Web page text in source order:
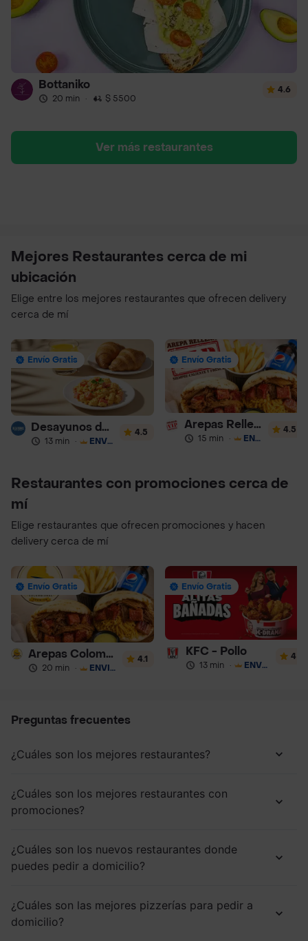
Bottaniko
20 min · $ 5500
4.6
Ver más restaurantes
Mejores Restaurantes cerca de mi
ubicación
Elige entre los mejores restaurantes que ofrecen delivery
cerca de mí
Envío Gratis
Desayunos de la Abuela
13 min · ENVÍO GRATIS
4.5
Envío Gratis
Arepas Rellenas Vip
15 min · ENVÍO GRATIS
4.5
Restaurantes con promociones cerca de
mí
Elige restaurantes que ofrecen promociones y hacen
delivery cerca de mí
Envío Gratis
Arepas Colombianas Premium
20 min · ENVÍO GRATIS
4.1
Envío Gratis
KFC - Pollo
13 min · ENVÍO GRATIS
4
Preguntas frecuentes
¿Cuáles son los mejores restaurantes?
¿Cuáles son los mejores restaurantes con
promociones?
¿Cuáles son los nuevos restaurantes donde
puedes pedir a domicilio?
¿Cuáles son las mejores pizzerías para pedir a
domicilio?